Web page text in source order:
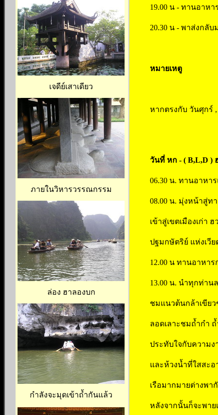
เจดีย์เสาเดียว
ภายในวิหารวรรณกรรม
ล่อง ฮาลองบก
กำลังจะมุดเข้าถ้ำกันแล้ว
19.00 น - ทานอาห
20.30 น - พาส่งกลั
หมายเหตู
หากตรงกับ วันศุกร์
วันที่ หก - ( B,L,D )
06.30 น. ทานอาหา
08.00 น. มุ่งหน้าสู่ท
เข้าสู่เขตเมืองเก่า
ปฐมกษัตริย์ แห่งเวี
12.00 น ทานอาหาร
13.00 น. นำทุกท่าน
ชมแนวต้นกล้าเขีย
ลอดเลาะชมถ้ำกำ
ประทับใจกับความ
และห้วงน้ำที่ใสสะอ
เรือมากมายต่างพา
หลังจากนั้นก็จะพาย